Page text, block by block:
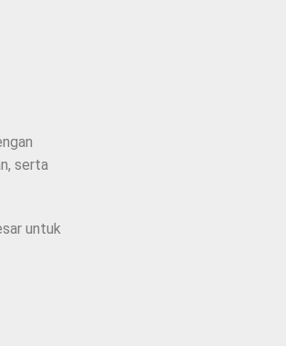
serta
untuk